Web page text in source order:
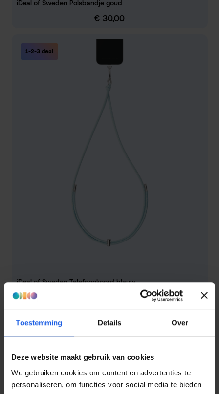
Toestemming Details Over
Deze website maakt gebruik van cookies
We gebruiken cookies om content en advertenties te
personaliseren, om functies voor social media te bieden
iDeal of Sweden Polsbandje goud
Normale prijs:
€ 30,00
1-2-3 deal
iDeal of Sweden Telefoonkoord blauw